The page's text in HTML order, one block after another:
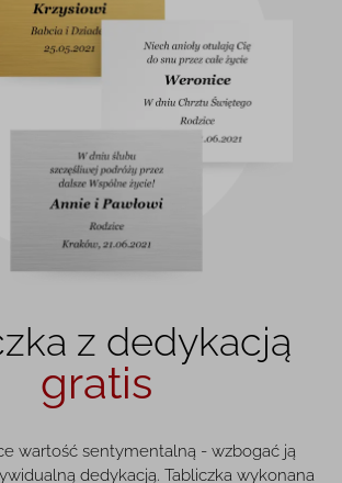
z dedykacją
gratis
wartość sentymentalną - wzbogać ją
dedykacją. Tabliczka wykonana